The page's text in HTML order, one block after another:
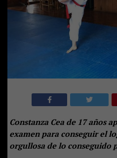
Constanza Cea de 17 años
examen para conseguir el
orgullosa de lo conseguido